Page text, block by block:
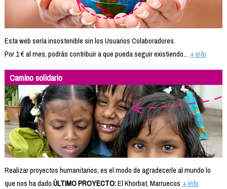
Esta web sería insostenible sin los Usuarios Colaboradores.
Por 1 € al mes, podrás contribuir a que pueda seguir existiendo... + info
Camino solidario
Realizar proyectos humanitarios, es el modo de agradecerle al mundo lo
que nos ha dado.ÚLTIMO PROYECTO:El Khorbat, Marruecos + info